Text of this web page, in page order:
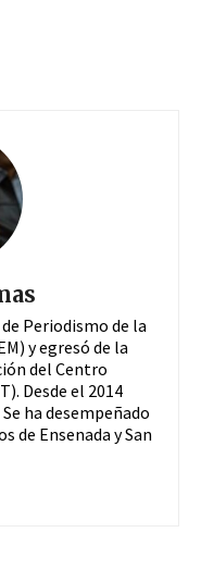
Periodismo de la
y egresó de la
del Centro
Desde el 2014
ha desempeñado
de Ensenada y San